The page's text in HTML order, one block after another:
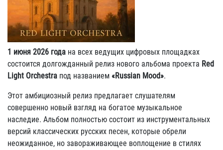
1 июня 2026 года на всех ведущих цифровых площадках
состоится долгожданный релиз нового альбома проекта Red
Light Orchestra под названием «Russian Mood».
Этот амбициозный релиз предлагает слушателям
совершенно новый взгляд на богатое музыкальное
наследие. Альбом полностью состоит из инструментальных
версий классических русских песен, которые обрели
неожиданное, но завораживающее воплощение в стилях